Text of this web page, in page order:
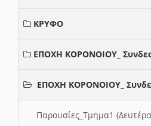
ΚΡΥΦΟ
ΕΠΟΧΗ ΚΟΡΟΝΟΙΟΥ_
ΕΠΟΧΗ ΚΟΡΟΝΟΙΟΥ_
Παρουσίες_Τμημα1